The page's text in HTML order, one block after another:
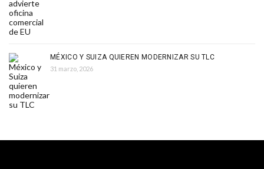
MÉXICO Y SUIZA QUIEREN MODERNIZAR SU TLC
31 marzo, 2026